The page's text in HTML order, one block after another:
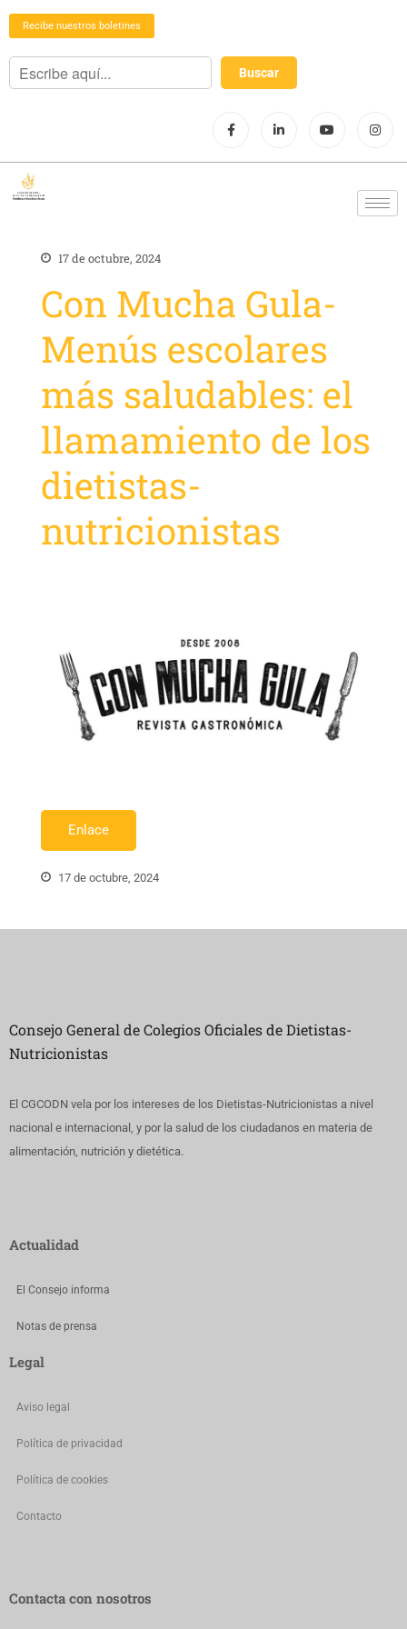
Recibe nuestros boletines
17 de octubre, 2024
Con Mucha Gula-
Menús escolares
más saludables: el
llamamiento de los
dietistas-
nutricionistas
Enlace
17 de octubre, 2024
Consejo General de Colegios Oficiales de Dietistas-
Nutricionistas
El CGCODN vela por los intereses de los Dietistas-Nutricionistas a nivel
nacional e internacional, y por la salud de los ciudadanos en materia de
alimentación, nutrición y dietética.
Actualidad
El Consejo informa
Notas de prensa
Legal
Aviso legal
Política de privacidad
Política de cookies
Contacto
Contacta con nosotros